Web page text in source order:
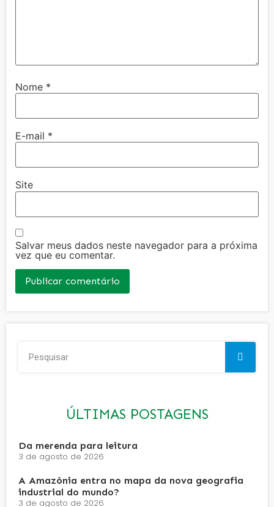
Nome *
E-mail *
Site
Salvar meus dados neste navegador para a próxima
vez que eu comentar.
ÚLTIMAS POSTAGENS
Da merenda para leitura
3 de agosto de 2026
A Amazônia entra no mapa da nova geografia
industrial do mundo?
3 de agosto de 2026